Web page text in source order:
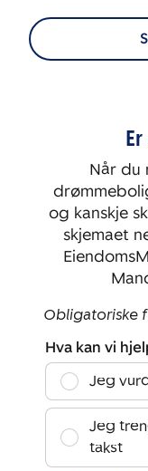
Rom:
5
Når du
og kanskje
skjemaet
Obligatoriske
Hva kan vi
Jeg
Jeg
takst